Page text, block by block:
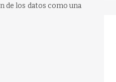
de los datos como una